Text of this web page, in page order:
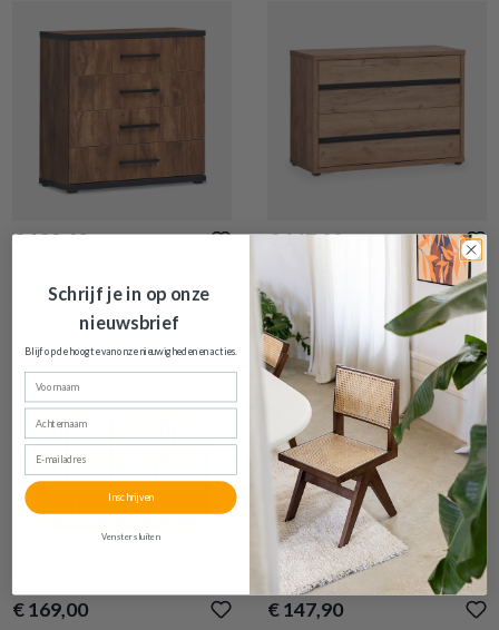
€ 139,40
Acacia/Black Concrete
Op voorraad
€ 147,90
Commode ZELDA French
Oak
Op voorraad
€ 169,00 € 147,90
Schrijf je in op onze
nieuwsbrief
Blijf op de hoogte van onze nieuwigheden enacties.
Voornaam
Achternaam
Inschrijven
Venster sluiten